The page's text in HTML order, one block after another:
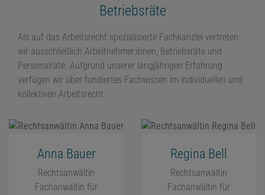
Betriebsräte
Als auf das Arbeitsrecht spezialisierte Fachkanzlei vertreten
wir ausschließlich Arbeitnehmer:innen, Betriebsräte und
Personalräte. Aufgrund unserer langjährigen Erfahrung
verfügen wir über fundiertes Fachwissen im individuellen und
kollektiven Arbeitsrecht.
Anna Bauer
Rechtsanwältin
Fachanwältin für
Regina Bell
Rechtsanwältin
Fachanwältin für